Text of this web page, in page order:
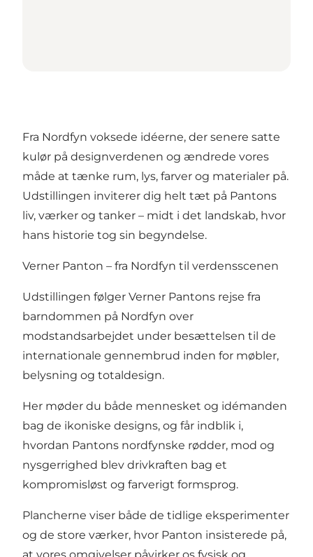
Fra Nordfyn voksede idéerne, der senere satte
kulør på designverdenen og ændrede vores
måde at tænke rum, lys, farver og materialer på.
Udstillingen inviterer dig helt tæt på Pantons
liv, værker og tanker – midt i det landskab, hvor
hans historie tog sin begyndelse.
Verner Panton – fra Nordfyn til verdensscenen
Udstillingen følger Verner Pantons rejse fra
barndommen på Nordfyn over
modstandsarbejdet under besættelsen til de
internationale gennembrud inden for møbler,
belysning og totaldesign.
Her møder du både mennesket og idémanden
bag de ikoniske designs, og får indblik i,
hvordan Pantons nordfynske rødder, mod og
nysgerrighed blev drivkraften bag et
kompromisløst og farverigt formsprog.
Plancherne viser både de tidlige eksperimenter
og de store værker, hvor Panton insisterede på,